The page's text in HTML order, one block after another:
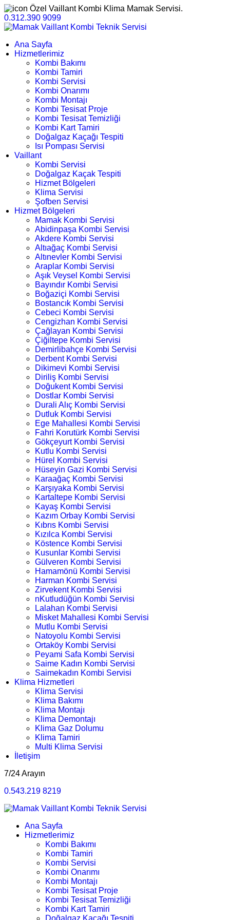
Özel Vaillant Kombi Klima Mamak Servisi.
0.312.390 9099
Ana Sayfa
Hizmetlerimiz
Kombi Bakımı
Kombi Tamiri
Kombi Servisi
Kombi Onarımı
Kombi Montajı
Kombi Tesisat Proje
Kombi Tesisat Temizliği
Kombi Kart Tamiri
Doğalgaz Kaçağı Tespiti
Isı Pompası Servisi
Vaillant
Kombi Servisi
Doğalgaz Kaçak Tespiti
Hizmet Bölgeleri
Klima Servisi
Şofben Servisi
Hizmet Bölgeleri
Mamak Kombi Servisi
Abidinpaşa Kombi Servisi
Akdere Kombi Servisi
Altıağaç Kombi Servisi
Altınevler Kombi Servisi
Araplar Kombi Servisi
Aşık Veysel Kombi Servisi
Bayındır Kombi Servisi
Boğaziçi Kombi Servisi
Bostancık Kombi Servisi
Cebeci Kombi Servisi
Cengizhan Kombi Servisi
Çağlayan Kombi Servisi
Çiğiltepe Kombi Servisi
Demirlibahçe Kombi Servisi
Derbent Kombi Servisi
Dikimevi Kombi Servisi
Diriliş Kombi Servisi
Doğukent Kombi Servisi
Dostlar Kombi Servisi
Durali Alıç Kombi Servisi
Dutluk Kombi Servisi
Ege Mahallesi Kombi Servisi
Fahri Korutürk Kombi Servisi
Gökçeyurt Kombi Servisi
Kutlu Kombi Servisi
Hürel Kombi Servisi
Hüseyin Gazi Kombi Servisi
Karaağaç Kombi Servisi
Karşıyaka Kombi Servisi
Kartaltepe Kombi Servisi
Kayaş Kombi Servisi
Kazım Orbay Kombi Servisi
Kıbrıs Kombi Servisi
Kızılca Kombi Servisi
Köstence Kombi Servisi
Kusunlar Kombi Servisi
Gülveren Kombi Servisi
Hamamönü Kombi Servisi
Harman Kombi Servisi
Zirvekent Kombi Servisi
nKutludüğün Kombi Servisi
Lalahan Kombi Servisi
Misket Mahallesi Kombi Servisi
Mutlu Kombi Servisi
Natoyolu Kombi Servisi
Ortaköy Kombi Servisi
Peyami Safa Kombi Servisi
Saime Kadın Kombi Servisi
Saimekadın Kombi Servisi
Klima Hizmetleri
Klima Servisi
Klima Bakımı
Klima Montajı
Klima Demontajı
Klima Gaz Dolumu
Klima Tamiri
Multi Klima Servisi
İletişim
7/24 Arayın
0.543.219 8219
Ana Sayfa
Hizmetlerimiz
Kombi Bakımı
Kombi Tamiri
Kombi Servisi
Kombi Onarımı
Kombi Montajı
Kombi Tesisat Proje
Kombi Tesisat Temizliği
Kombi Kart Tamiri
Doğalgaz Kaçağı Tespiti